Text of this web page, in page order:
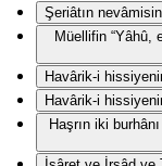
Şeriâtın
Müellifin “Yâhû,
Havârik-i
Havârik-i
Haşrın iki